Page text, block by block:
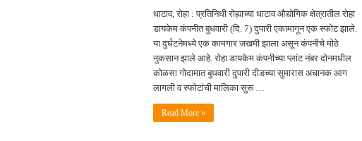
छत्रपती शिवाजी महाराज महाराजस्व समाधान शिबिरास पनवेलमध्ये उत्स्फूर्त प्रतिसाद
बाल्मर लॉरी आणि शेल इंडियातील कंत्राटी कामगारांना भरघोस पगारवाढ
धाटाव, रोहा : प्रतिनिधी रोह्याच्या धाटाव औद्योगिक क्षेत्रातील रोहा
डायकेम कंपनीत बुधवारी (दि. 7) दुपारी एकामागून एक स्फोट झाले.
या दुर्घटनेमध्ये एक कामगार जखमी झाला असून कंपनीचे मोठे
नुकसान झाले आहे. रोहा डायकेम कंपनीच्या प्लांट नंबर दोनमधील
कोळसा गोदामात बुधवारी दुपारी दीडच्या सुमारास अचानक आग
लागली व स्फोटांची मालिका सुरू …
Read More »